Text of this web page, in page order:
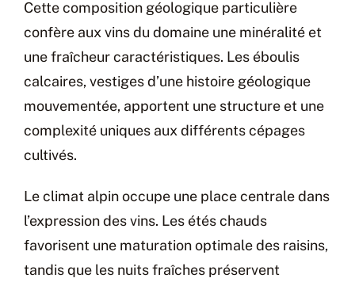
Cette composition géologique particulière
confère aux vins du domaine une minéralité et
une fraîcheur caractéristiques. Les éboulis
calcaires, vestiges d’une histoire géologique
mouvementée, apportent une structure et une
complexité uniques aux différents cépages
cultivés.
Le climat alpin occupe une place centrale dans
l’expression des vins. Les étés chauds
favorisent une maturation optimale des raisins,
tandis que les nuits fraîches préservent